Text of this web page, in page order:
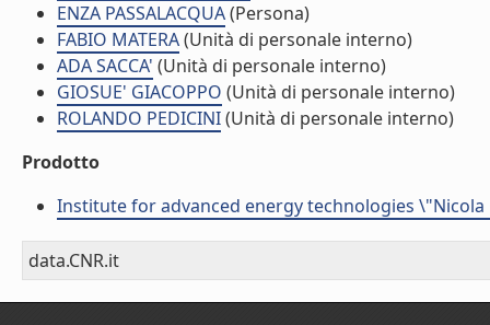
ENZA PASSALACQUA(Persona)
FABIO MATERA(Unità di personale interno)
ADA SACCA' (Unità di personale interno)
GIOSUE' GIACOPPO (Unità di personale interno)
ROLANDO PEDICINI(Unità di personale interno)
Prodotto
Institute for advanced energy technologies \"Nicola
data.CNR.it